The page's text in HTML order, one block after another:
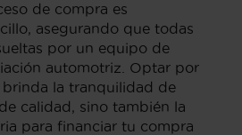
de compra es
asegurando que todas
por un equipo de
automotriz. Optar por
la tranquilidad de
calidad, sino también la
para financiar tu compra